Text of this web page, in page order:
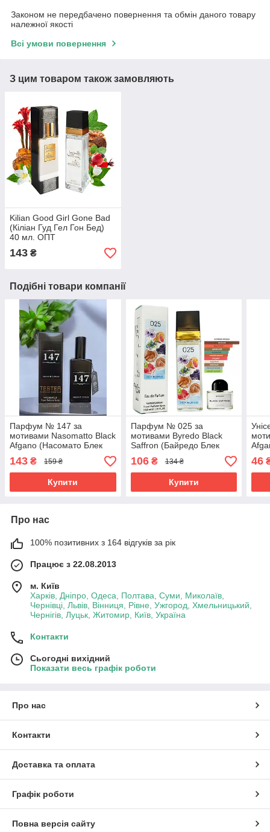
Законом не передбачено повернення та обмін даного товару
належної якості
Всі умови повернення
З цим товаром також замовляють
Kilian Good Girl Gone Bad
(Кіліан Гуд Гел Гон Бед)
40 мл. ОПТ
143 ₴
Подібні товари компанії
Парфум № 147 за
мотивами Nasomatto Black
Afgano (Насомато Блек
143 ₴ 159 ₴
Купити
Парфум № 025 за
мотивами Byredo Black
Saffron (Байредо Блек
106₴ 134 ₴
Купити
46
Про нас
100% позитивних з 164 відгуків за рік
Працює з 22.08.2013
м. Київ
Харків, Дніпро, Одеса, Полтава, Суми, Миколаїв,
Чернівці, Львів, Вінниця, Рівне, Ужгород, Хмельницький,
Чернігів, Луцьк, Житомир, Київ, Україна
Контакти
Сьогодні вихідний
Показати весь графік роботи
Про нас
Контакти
Доставка та оплата
Графік роботи
Повна версія сайту